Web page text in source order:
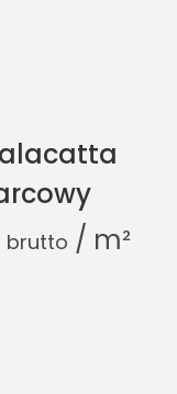
brutto / m²